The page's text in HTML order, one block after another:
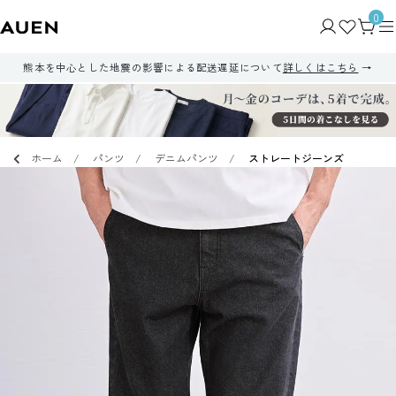
0
熊本を中心とした地震の影響による配送遅延について詳しくはこちら
ホーム パンツ デニムパンツ ストレートジーンズ